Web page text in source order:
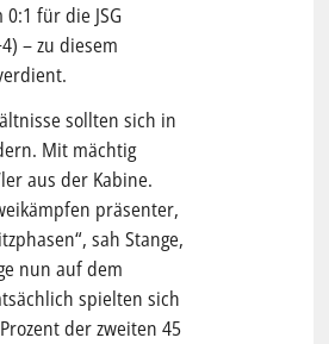
für die JSG
– zu diesem
sollten sich in
Mit mächtig
aus der Kabine.
präsenter,
sah Stange,
nun auf dem
spielten sich
der zweiten 45